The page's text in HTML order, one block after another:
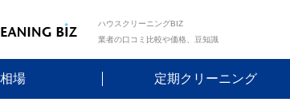
ハウスクリーニングBIZ
業者の口コミ比較や価格、豆知識
場 定期クリーニング